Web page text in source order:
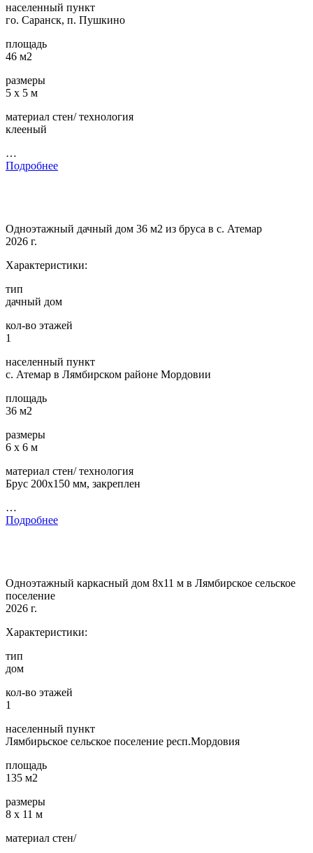
населенный пункт
го. Саранск, п. Пушкино
площадь
46 м2
размеры
5 х 5 м
материал стен/ технология
клееный
…
Подробнее
Одноэтажный дачный дом 36 м2 из бруса в с. Атемар
2026 г.
Характеристики:
тип
дачный дом
кол-во этажей
1
населенный пункт
с. Атемар в Лямбирском районе Мордовии
площадь
36 м2
размеры
6 х 6 м
материал стен/ технология
Брус 200х150 мм, закреплен
…
Подробнее
Одноэтажный каркасный дом 8х11 м в Лямбирское сельское
поселение
2026 г.
Характеристики:
тип
дом
кол-во этажей
1
населенный пункт
Лямбирьское сельское поселение респ.Мордовия
площадь
135 м2
размеры
8 х 11 м
материал стен/